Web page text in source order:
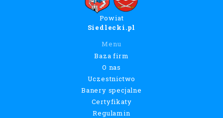
Powiat
Siedlecki.pl
Menu
Baza firm
O nas
Uczestnictwo
Banery specjalne
Certyfikaty
Regulamin